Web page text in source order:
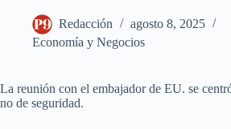
Redacción
agosto 8, 2025
Economía y Negocios
La reunión con el embajador de EU. se
no de seguridad.